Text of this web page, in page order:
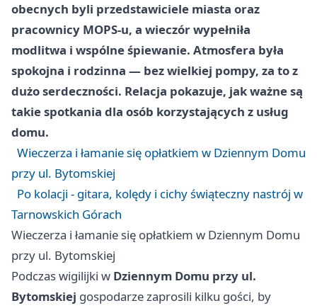
obecnych byli przedstawiciele miasta oraz
pracownicy MOPS-u, a wieczór wypełniła
modlitwa i wspólne śpiewanie. Atmosfera była
spokojna i rodzinna — bez wielkiej pompy, za to z
dużo serdeczności. Relacja pokazuje, jak ważne są
takie spotkania dla osób korzystających z usług
domu.
Wieczerza i łamanie się opłatkiem w Dziennym Domu
przy ul. Bytomskiej
Po kolacji - gitara, kolędy i cichy świąteczny nastrój w
Tarnowskich Górach
Wieczerza i łamanie się opłatkiem w Dziennym Domu
przy ul. Bytomskiej
Podczas wigilijki w Dziennym Domu przy ul.
Bytomskiej gospodarze zaprosili kilku gości, by